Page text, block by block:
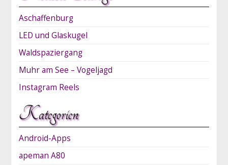
Aschaffenburg
LED und Glaskugel
Waldspaziergang
Muhr am See – Vogeljagd
Instagram Reels
Kategorien
Android-Apps
apeman A80